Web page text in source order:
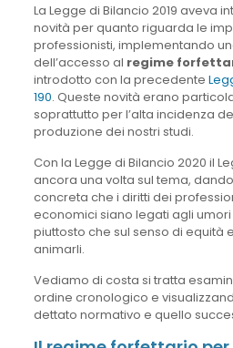
La Legge di Bilancio 2019 aveva
novità per quanto riguarda le
professionisti, implementando
dell’accesso al regime
introdotto con la precedente
190. Queste novità erano
soprattutto per l’alta incidenza
produzione dei nostri studi.
Con la Legge di Bilancio 2020 il
ancora una volta sul tema,
concreta che i diritti dei
economici siano legati agli
piuttosto che sul senso di equità
animarli.
Vediamo di costa si tratta
ordine cronologico e
dettato normativo e quello